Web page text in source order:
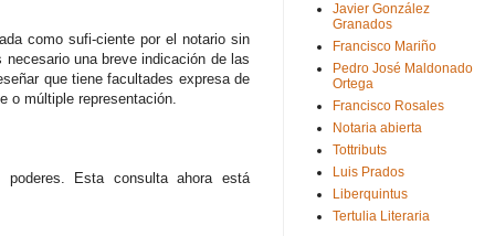
como sufi-ciente por el notario sin
una breve indicación de las
que tiene facultades expresa de
o múltiple representación.
Esta consulta ahora está
Javier González
Granados
Francisco Mariño
Pedro José Maldonado
Ortega
Francisco Rosales
Notaria abierta
Tottributs
Luis Prados
Liberquintus
Tertulia Literaria